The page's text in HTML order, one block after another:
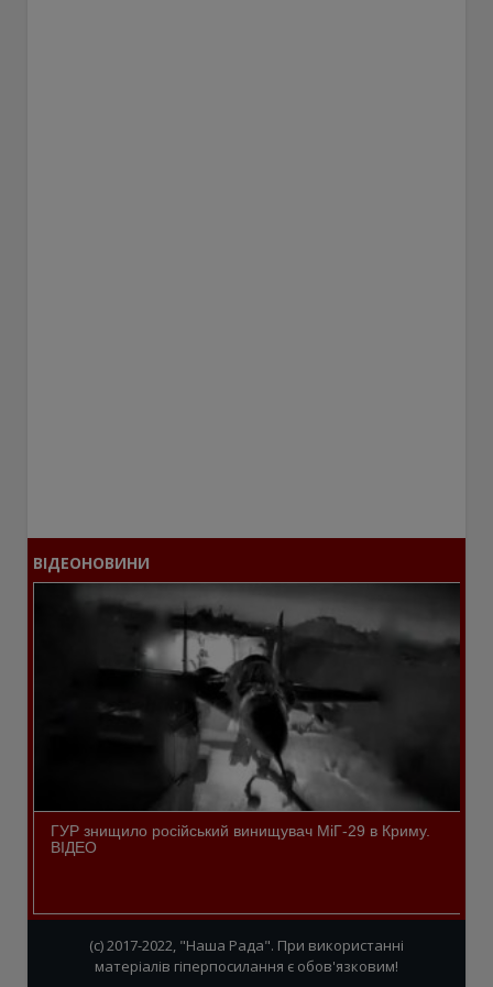
ВІДЕОНОВИНИ
ГУР знищило російський винищувач МіГ-29 в Криму.
ВІДЕО
(c) 2017-2022, "Наша Рада". При використанні
матеріалів гіперпосилання є обов'язковим!